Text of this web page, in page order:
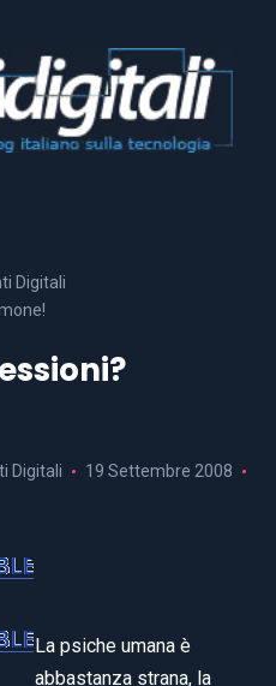
Digitali
Digitali
19 Settembre 2008
La psiche umana è
abbastanza strana, la